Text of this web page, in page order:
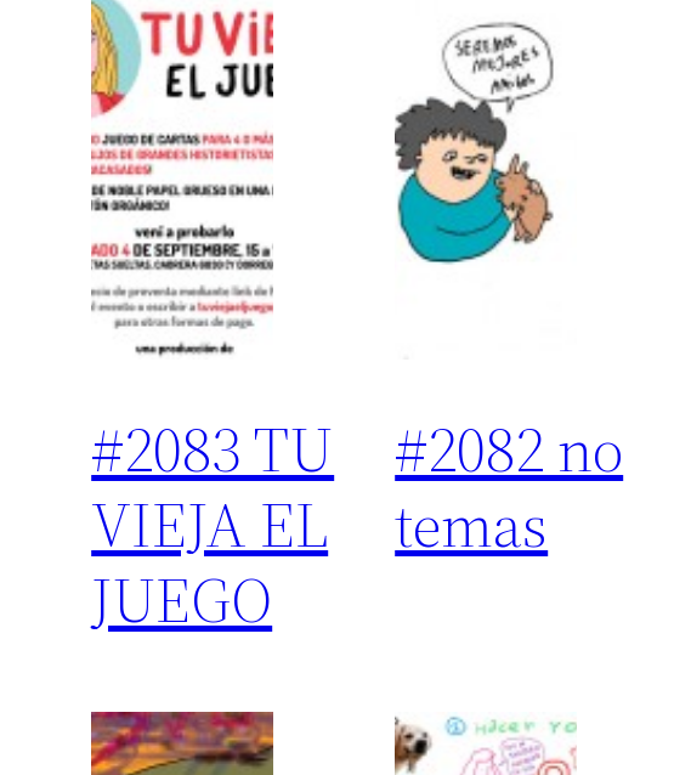
#2083 TU
VIEJA EL
JUEGO
#2082 no
temas